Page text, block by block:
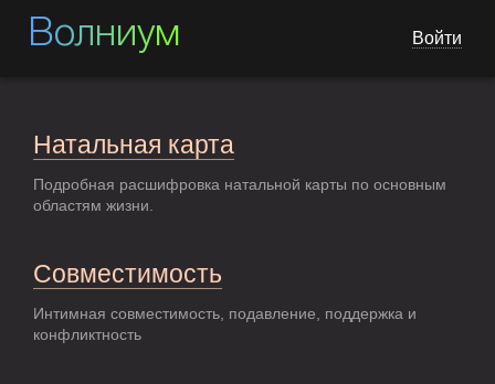
Волниум Войти
Натальная карта
Подробная расшифровка натальной карты по основным
областям жизни.
Совместимость
Интимная совместимость, подавление, поддержка и
конфликтность